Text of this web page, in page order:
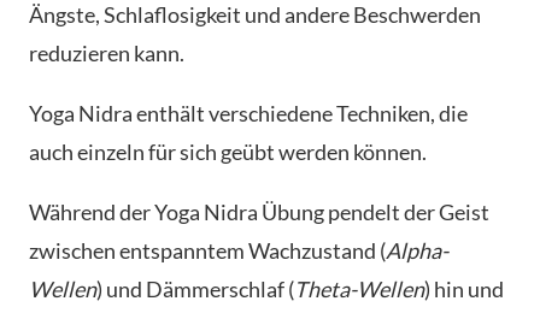
Ängste, Schlaflosigkeit und andere Beschwerden
reduzieren kann.
Yoga Nidra enthält verschiedene Techniken, die
auch einzeln für sich geübt werden können.
Während der Yoga Nidra Übung pendelt der Geist
zwischen entspanntem Wachzustand (Alpha-
Wellen) und Dämmerschlaf (Theta-Wellen) hin und